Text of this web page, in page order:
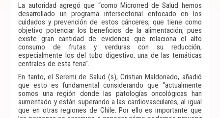
La autoridad agregó que “como Microrred de Salud hemos
desarrollado un programa intersectorial enfocado en los
cuidados y prevención de estos cánceres, que tiene como
objetivo potenciar los beneficios de la alimentación, pues
existe gran cantidad de evidencia que relaciona el alto
consumo de frutas y verduras con su reducción,
especialmente los del tubo digestivo, una de las temáticas
centrales de esta feria”.
En tanto, el Seremi de Salud (s), Cristian Maldonado, añadió
que esto es fundamental considerando que “actualmente
somos una región donde las patologías oncológicas han
aumentado y están superando a las cardiovasculares, al igual
que en otras regiones de Chile. Por ello es importante que